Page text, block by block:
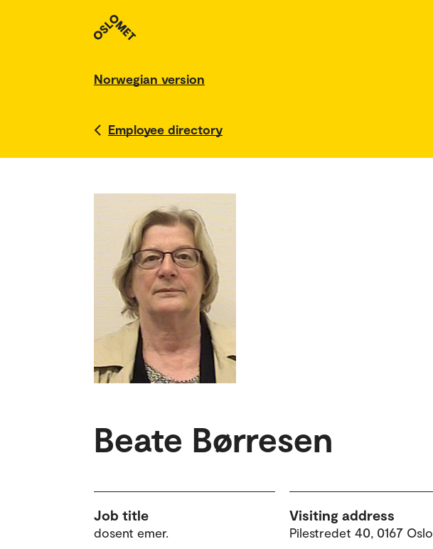
Norwegian version
Employee directory
Beate Børresen
Job title
dosent emer.
Visiting address
Pilestredet 40, 0167 Oslo